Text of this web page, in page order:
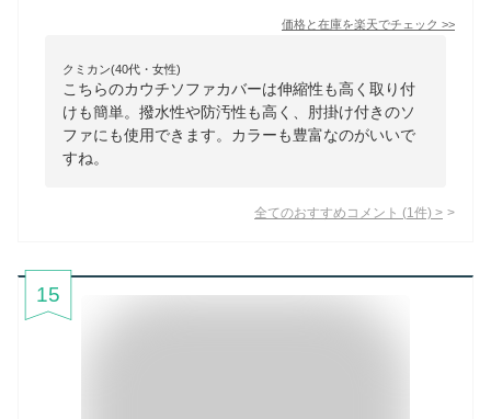
価格と在庫を楽天でチェック >>
クミカン(40代・女性)
こちらのカウチソファカバーは伸縮性も高く取り付
けも簡単。撥水性や防汚性も高く、肘掛け付きのソ
ファにも使用できます。カラーも豊富なのがいいで
すね。
全てのおすすめコメント (1 件) >
15